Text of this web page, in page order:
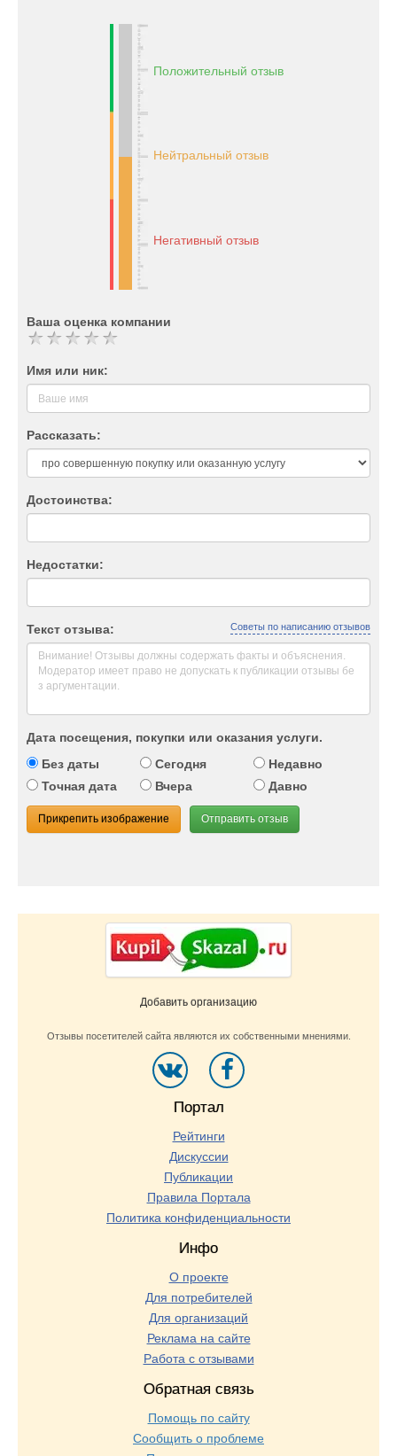
Положительный отзыв
Нейтральный отзыв
Негативный отзыв
Ваша оценка компании
Имя или ник:
Рассказать:
Достоинства:
Недостатки:
Текст отзыва: Советы по написанию отзывов
Дата посещения, покупки или оказания услуги.
Без даты
Сегодня
Недавно
Точная дата
Вчера Давно
Прикрепить изображение Отправить отзыв
Добавить организацию
Отзывы посетителей сайта являются их собственными мнениями.
Портал
Рейтинги
Дискуссии
Публикации
Правила Портала
Политика конфиденциальности
Инфо
О проекте
Для потребителей
Для организаций
Реклама на сайте
Работа с отзывами
Обратная связь
Помощь по сайту
Сообщить о проблеме